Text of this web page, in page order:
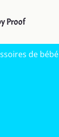
Proof
de bébé